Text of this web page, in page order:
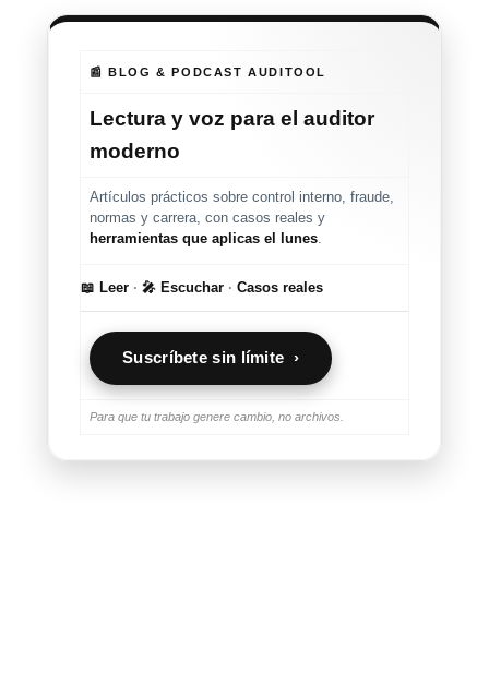
📰 BLOG & PODCAST AUDITOOL
Lectura y voz para el auditor
moderno
Artículos prácticos sobre control interno, fraude,
normas y carrera, con casos reales y
herramientas que aplicas el lunes
📖 Leer · 🎤 Escuchar · Casos reales
Suscríbete sin límite ›
Para que tu trabajo genere cambio, no archivos.